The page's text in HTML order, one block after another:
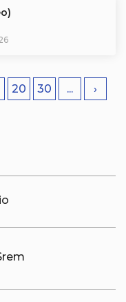
20 30 ...
›